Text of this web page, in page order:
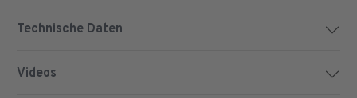
Technische Daten
Videos